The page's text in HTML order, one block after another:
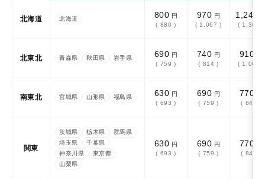
北海道 北海道 800 円
( 880 )
970 円
( 1,067 )
1,240
( 1,364 )
北東北 青森県 秋田県 岩手県 690 円
( 759 )
740 円
( 814 )
910
( 1,001 )
南東北 宮城県 山形県 福島県 630 円
( 693 )
690 円
( 759 )
770
( 847 )
関東
茨城県 栃木県
群馬県
埼玉県
千葉県
神奈川県
東京都
山梨県
630 円
( 693 )
690 円
( 759 )
770
( 847 )